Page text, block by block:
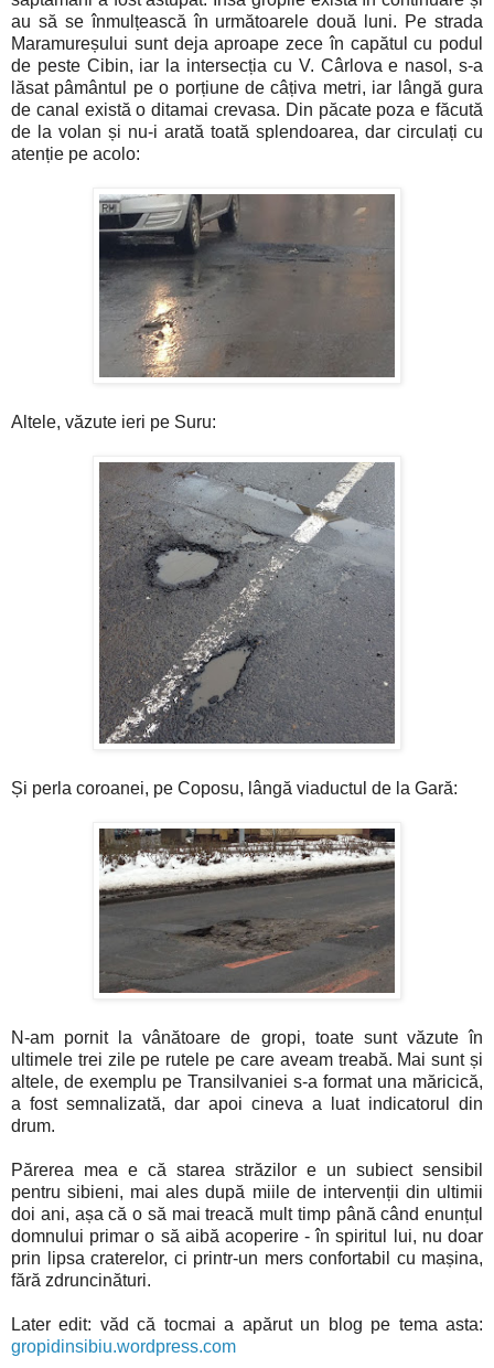
au să se înmulțească în următoarele două luni. Pe strada
Maramureșului sunt deja aproape zece în capătul cu podul
de peste Cibin, iar la intersecția cu V. Cârlova e nasol, s-a
lăsat pâmântul pe o porțiune de câțiva metri, iar lângă gura
de canal există o ditamai crevasa. Din păcate poza e făcută
de la volan și nu-i arată toată splendoarea, dar circulați cu
atenție pe acolo:
Altele, văzute ieri pe Suru:
Și perla coroanei, pe Coposu, lângă viaductul de la Gară:
N-am pornit la vânătoare de gropi, toate sunt văzute în
ultimele trei zile pe rutele pe care aveam treabă. Mai sunt și
altele, de exemplu pe Transilvaniei s-a format una măricică,
a fost semnalizată, dar apoi cineva a luat indicatorul din
drum.
Părerea mea e că starea străzilor e un subiect sensibil
pentru sibieni, mai ales după miile de intervenții din ultimii
doi ani, așa că o să mai treacă mult timp până când enunțul
domnului primar o să aibă acoperire - în spiritul lui, nu doar
prin lipsa craterelor, ci printr-un mers confortabil cu mașina,
fără zdruncinături.
Later edit: văd că tocmai a apărut un blog pe tema asta:
gropidinsibiu.wordpress.com